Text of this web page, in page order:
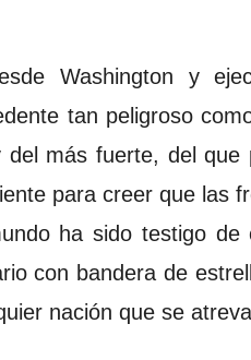
Washington y
tan peligroso
más fuerte, del
para creer que las
ha sido testigo
con bandera de
nación que se